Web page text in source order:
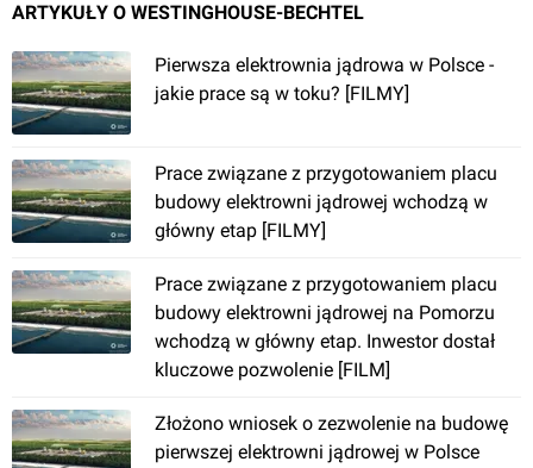
ARTYKUŁY O WESTINGHOUSE-BECHTEL
Pierwsza elektrownia jądrowa w Polsce -
jakie prace są w toku? [FILMY]
Prace związane z przygotowaniem placu
budowy elektrowni jądrowej wchodzą w
główny etap [FILMY]
Prace związane z przygotowaniem placu
budowy elektrowni jądrowej na Pomorzu
wchodzą w główny etap. Inwestor dostał
kluczowe pozwolenie [FILM]
Złożono wniosek o zezwolenie na budowę
pierwszej elektrowni jądrowej w Polsce